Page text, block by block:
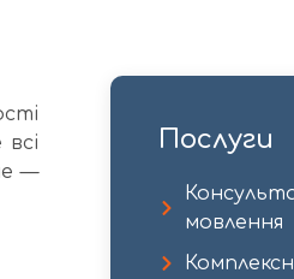
—
Послуги
мовлення